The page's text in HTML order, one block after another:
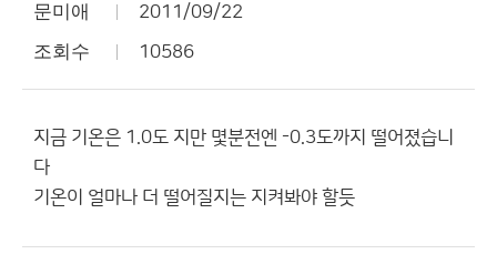
문미애 2011/09/22
조회수 10586
지금 기온은 1.0도 지만 몇분전엔 -0.3도까지 떨어졌습니
다
기온이 얼마나 더 떨어질지는 지켜봐야 할듯